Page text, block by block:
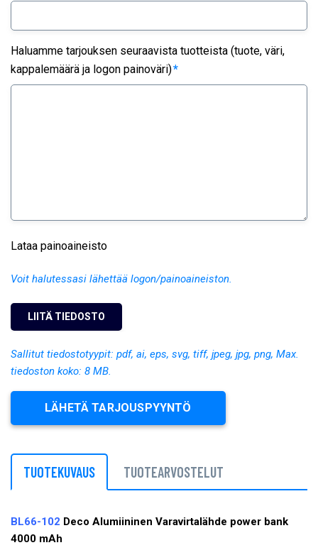
Haluamme tarjouksen seuraavista tuotteista (tuote, väri,
kappalemäärä ja logon painoväri)*
Lataa painoaineisto
Voit halutessasi lähettää logon/painoaineiston.
Sallitut tiedostotyypit: pdf, ai, eps, svg, tiff, jpeg, jpg, png, Max.
tiedoston koko: 8 MB.
LÄHETÄ TARJOUSPYYNTÖ
TUOTEKUVAUS TUOTEARVOSTELUT
BL66-102 Deco Alumiininen Varavirtalähde power bank
4000 mAh